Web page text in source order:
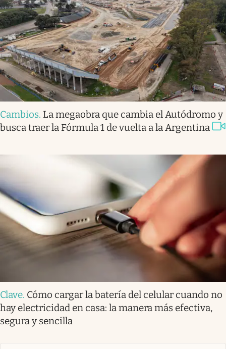
Cambios. La megaobra que cambia el Autódromo y
busca traer la Fórmula 1 de vuelta a la Argentina
Clave. Cómo cargar la batería del celular cuando no
hay electricidad en casa: la manera más efectiva,
segura y sencilla